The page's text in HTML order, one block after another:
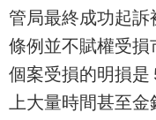
管局最終成功起訴
條例並不賦權受
個案受損的明損
上大量時間甚至